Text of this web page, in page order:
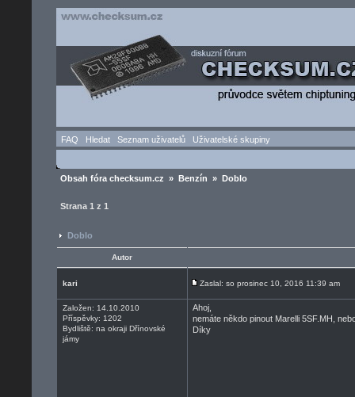
FAQ Hledat Seznam uživatelů Uživatelské skupiny
Obsah fóra checksum.cz » Benzín » Doblo
Strana 1 z 1
Doblo
Autor
kari Zaslal: so prosinec 10, 2016 11:39 am
Založen: 14.10.2010
Příspěvky: 1202
Bydliště: na okraji Dřínovské
jámy
Ahoj,
nemáte někdo pinout Marelli 5SF.MH,
Díky